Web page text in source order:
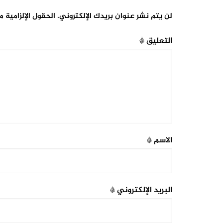
لن يتم نشر عنوان بريدك الإلكتروني. الحقول الإلزامية
التعليق*
الاسم*
البريد الإلكتروني*